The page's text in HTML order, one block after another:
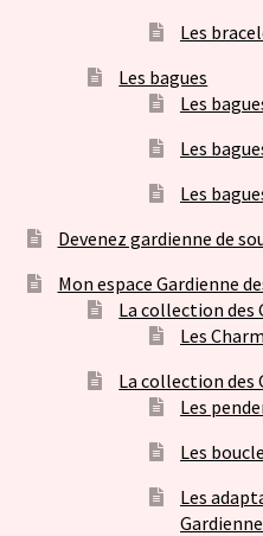
Les
Les bagues
Les
Les
Les
Devenez gardienne de
Mon espace Gardienne
La collection des
Les
La collection des
Les
Les
Les